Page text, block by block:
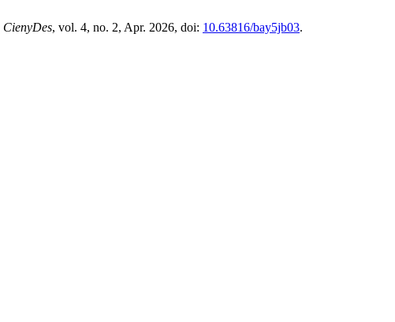
CienyDes, vol. 4, no. 2, Apr. 2026, doi: 10.63816/bay5jb03.